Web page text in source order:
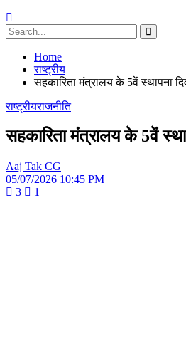
Home
राष्ट्रीय
सहकारिता मंत्रालय के 5वें स्थापना
राष्ट्रीयराजनीति
सहकारिता मंत्रालय के 5वें
Aaj Tak CG
05/07/2026 10:45 PM
3
1